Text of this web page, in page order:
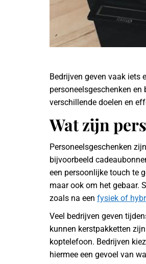
Bedrijven geven vaak iets
personeelsgeschenken
verschillende doelen en
Wat zijn
Personeelsgeschenken
bijvoorbeeld
een persoonlijke touch te
maar ook om het gebaar.
zoals na een fysiek of
Veel bedrijven geven
kunnen kerstpakketten
koptelefoon. Bedrijven
hiermee een gevoel van